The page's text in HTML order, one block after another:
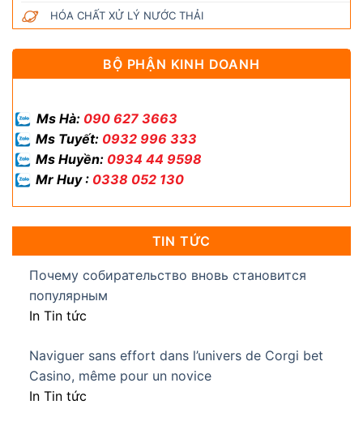
HÓA CHẤT XỬ LÝ NƯỚC THẢI
BỘ PHẬN KINH DOANH
Ms Hà: 090 627 3663
Ms Tuyết: 0932 996 333
Ms Huyền: 0934 44 9598
Mr Huy : 0338 052 130
TIN TỨC
Почему собирательство вновь становится
популярным
In Tin tức
Naviguer sans effort dans l’univers de Corgi bet
Casino, même pour un novice
In Tin tức